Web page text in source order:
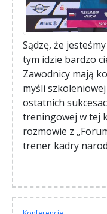
Sądzę, że
tym idzie bardzo
Zawodnicy mają
myśli
ostatnich
treningowej w tej
rozmowie z
trener kadry